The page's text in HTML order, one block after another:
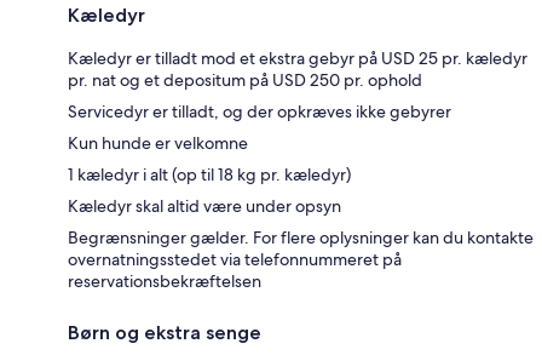
Kæledyr
Kæledyr er tilladt mod et ekstra gebyr på USD 25 pr. kæledyr
pr. nat og et depositum på USD 250 pr. ophold
Servicedyr er tilladt, og der opkræves ikke gebyrer
Kun hunde er velkomne
1 kæledyr i alt (op til 18 kg pr. kæledyr)
Kæledyr skal altid være under opsyn
Begrænsninger gælder. For flere oplysninger kan du kontakte
overnatningsstedet via telefonnummeret på
reservationsbekræftelsen
Børn og ekstra senge